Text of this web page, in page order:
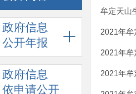
政府信息
公开年报
政府信息
依申请公开
牟定天山
2021年牟
2021年牟
2021年牟